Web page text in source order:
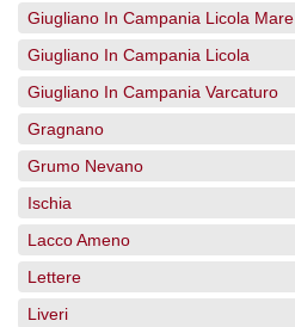
Giugliano In Campania Licola Mare
Giugliano In Campania Licola
Giugliano In Campania Varcaturo
Gragnano
Grumo Nevano
Ischia
Lacco Ameno
Lettere
Liveri